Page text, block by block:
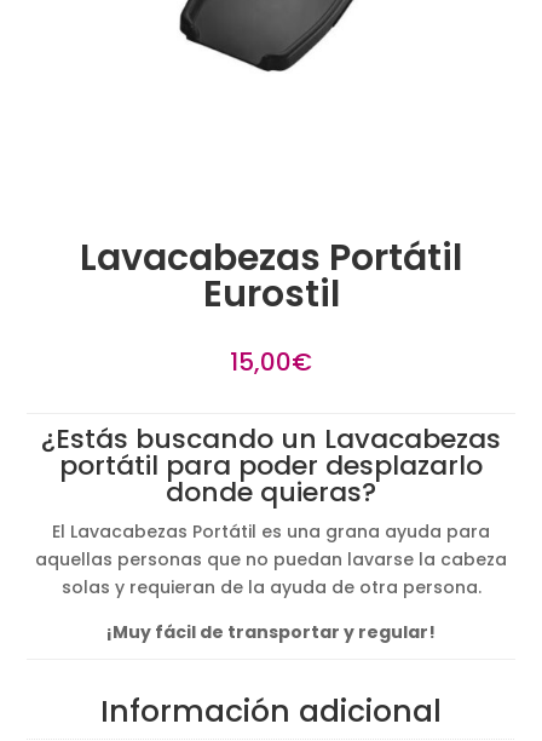
Lavacabezas Portátil
Eurostil
15,00€
¿Estás buscando un Lavacabezas
portátil para poder desplazarlo
donde quieras?
El Lavacabezas Portátil es una grana ayuda para
aquellas personas que no puedan lavarse la cabeza
solas y requieran de la ayuda de otra persona.
¡Muy fácil de transportar y regular!
Información adicional